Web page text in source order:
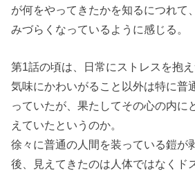
が何をやってきたかを知るにつれて
みづらくなっているように感じる。
第1話の頃は、日常にストレスを抱
気味にかわいがること以外は特に普
っていたが、果たしてその心の内に
えていたというのか。
徐々に普通の人間を装っている鎧が
後、見えてきたのは人体ではなくド